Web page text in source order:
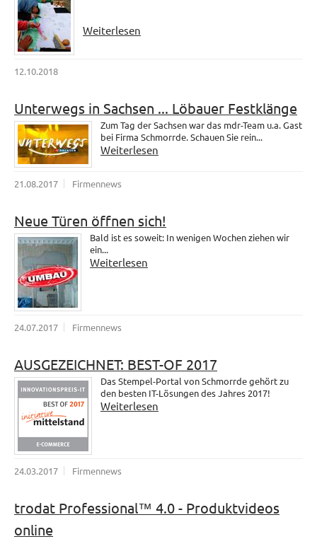
Weiterlesen
12.10.2018
Unterwegs in Sachsen ... Löbauer Festklänge
Zum Tag der Sachsen war das mdr-Team u.a. Gast
bei Firma Schmorrde. Schauen Sie rein...
Weiterlesen
21.08.2017 Firmennews
Neue Türen öffnen sich!
Bald ist es soweit: In wenigen Wochen ziehen wir
ein...
Weiterlesen
24.07.2017 Firmennews
AUSGEZEICHNET: BEST-OF 2017
Das Stempel-Portal von Schmorrde gehört zu
den besten IT-Lösungen des Jahres 2017!
Weiterlesen
24.03.2017 Firmennews
trodat Professional™ 4.0 - Produktvideos
online